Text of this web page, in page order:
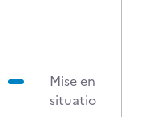
Mise en
situatio